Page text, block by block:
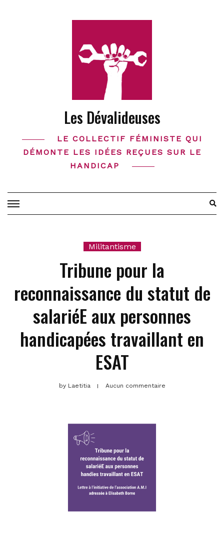
Les Dévalideuses
LE COLLECTIF FÉMINISTE QUI
DÉMONTE LES IDÉES REÇUES SUR LE
HANDICAP
Militantisme
Tribune pour la
reconnaissance du statut de
salariéE aux personnes
handicapées travaillant en
ESAT
byLaetitia Aucun commentaire